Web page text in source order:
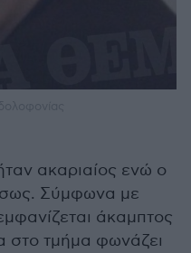
ακαριαίος ενώ ο
Σύμφωνα με
άκαμπτος
στο τμήμα φωνάζει